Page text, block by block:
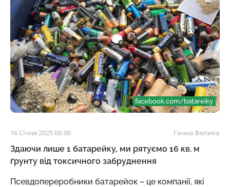
facebook.com/batareiky
16 Січня 2025 06:00 Ганна Велика
Здаючи лише 1 батарейку, ми рятуємо 16 кв. м
ґрунту від токсичного забруднення
Псевдопереробники батарейок – це компанії, які